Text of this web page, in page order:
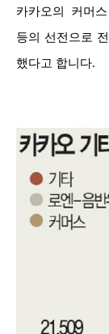
카카오의 커머
등의 선전으로
했다고 합니다.